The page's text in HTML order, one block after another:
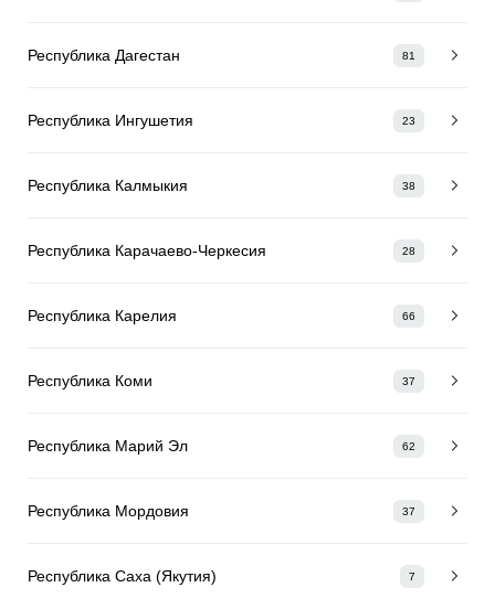
Республика Дагестан 81
Республика Ингушетия 23
Республика Калмыкия 38
Республика Карачаево-Черкесия 28
Республика Карелия 66
Республика Коми 37
Республика Марий Эл 62
Республика Мордовия 37
Республика Саха (Якутия) 7